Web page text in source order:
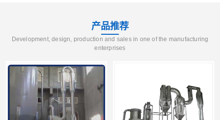
产品推荐
Development, design, production and sales in one of the manufacturing
enterprises